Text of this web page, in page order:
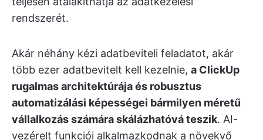
rendszerét.
Akár néhány kézi adatbeviteli feladatot, akár
több ezer adatbevitelt kell kezelnie, a ClickUp
rugalmas architektúrája és robusztus
automatizálási képességei bármilyen méretű
vállalkozás számára skálázhatóvá teszik. AI-
vezérelt funkciói alkalmazkodnak a növekvő